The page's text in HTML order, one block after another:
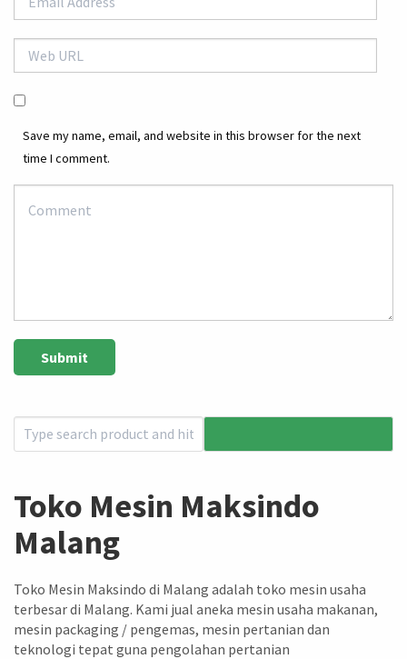
Save my name, email, and website in this browser for the next
time I comment.
Toko Mesin Maksindo
Malang
Toko Mesin Maksindo di Malang adalah toko mesin usaha
terbesar di Malang. Kami jual aneka mesin usaha makanan,
mesin packaging / pengemas, mesin pertanian dan
teknologi tepat guna pengolahan pertanian